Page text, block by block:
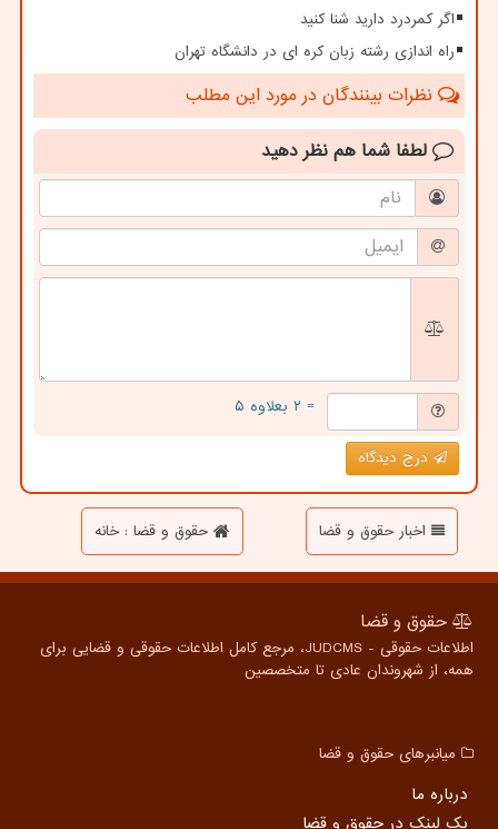
اگر کمردرد دارید شنا کنید
راه اندازی رشته زبان کره ای در دانشگاه تهران
نظرات بینندگان در مورد این مطلب
لطفا شما هم نظر دهید
= ۲ بعلاوه ۵
درج دیدگاه
اخبار حقوق و قضا حقوق و قضا : خانه
حقوق و قضا
اطلاعات حقوقی - JUDCMS، مرجع کامل اطلاعات حقوقی و قضایی برای
همه، از شهروندان عادی تا متخصصین
میانبرهای حقوق و قضا
درباره ما
بک لینک در حقوق و قضا